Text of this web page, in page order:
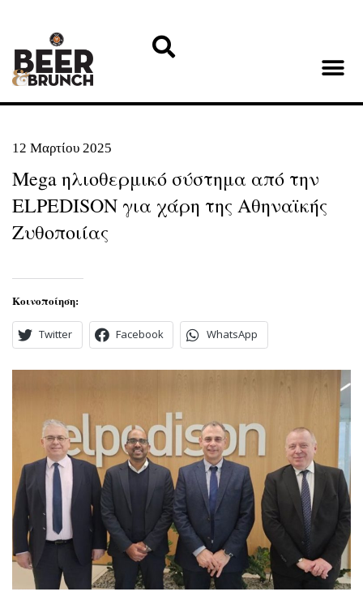
12 Μαρτίου 2025
Mega ηλιοθερμικό σύστημα από την
ELPEDISON για χάρη της Αθηναϊκής
Ζυθοποιίας
Κοινοποίηση:
Twitter Facebook WhatsApp